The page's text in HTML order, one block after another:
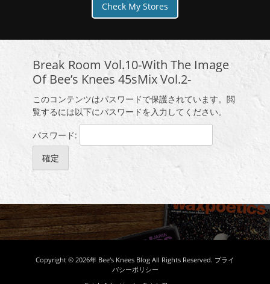
Check My Stores
Break Room Vol.10-With The Image
Of Bee’s Knees 45sMix Vol.2-
このコンテンツはパスワードで保護されています。閲
覧するには以下にパスワードを入力してください。
パスワード:
Copyright © 2026年 Bee's Knees Blog All Rights Reserved. プライ
バシーポリシー